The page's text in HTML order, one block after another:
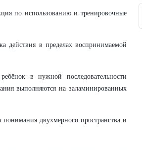
по использованию и тренировочные
действия в пределах воспринимаемой
в нужной последовательности
выполняются на заламинированных
двухмерного пространства и